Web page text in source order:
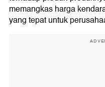
memangkas harga
yang tepat untuk